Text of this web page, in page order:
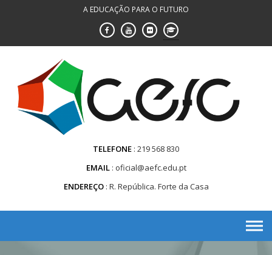
A EDUCAÇÃO PARA O FUTURO
TELEFONE 219 568 830
EMAIL oficial@aefc.edu.pt
ENDEREÇO R. República. Forte da Casa